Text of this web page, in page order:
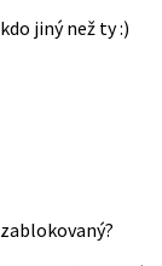
jiný než ty :)
zablokovaný?